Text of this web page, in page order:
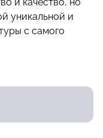
уникальной и
с самого